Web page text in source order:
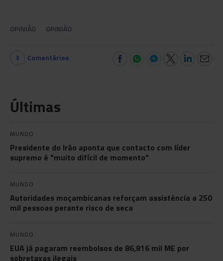
OPINIÃO OPINIÃO
3 Comentários
Últimas
MUNDO
Presidente do Irão aponta que contacto com líder
supremo é "muito difícil de momento"
MUNDO
Autoridades moçambicanas reforçam assistência a 250
mil pessoas perante risco de seca
MUNDO
EUA já pagaram reembolsos de 86,816 mil ME por
sobretaxas ilegais